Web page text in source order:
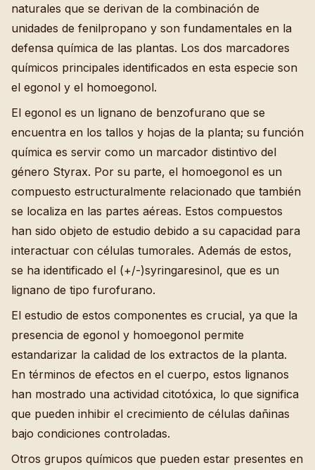
naturales que se derivan de la combinación de
unidades de fenilpropano y son fundamentales en la
defensa química de las plantas. Los dos marcadores
químicos principales identificados en esta especie son
el egonol y el homoegonol.
El egonol es un lignano de benzofurano que se
encuentra en los tallos y hojas de la planta; su función
química es servir como un marcador distintivo del
género Styrax. Por su parte, el homoegonol es un
compuesto estructuralmente relacionado que también
se localiza en las partes aéreas. Estos compuestos
han sido objeto de estudio debido a su capacidad para
interactuar con células tumorales. Además de estos,
se ha identificado el (+/-)syringaresinol, que es un
lignano de tipo furofurano.
El estudio de estos componentes es crucial, ya que la
presencia de egonol y homoegonol permite
estandarizar la calidad de los extractos de la planta.
En términos de efectos en el cuerpo, estos lignanos
han mostrado una actividad citotóxica, lo que significa
que pueden inhibir el crecimiento de células dañinas
bajo condiciones controladas.
Otros grupos químicos que pueden estar presentes en